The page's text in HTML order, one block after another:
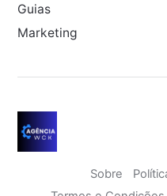
Guias
Marketing
Sobre